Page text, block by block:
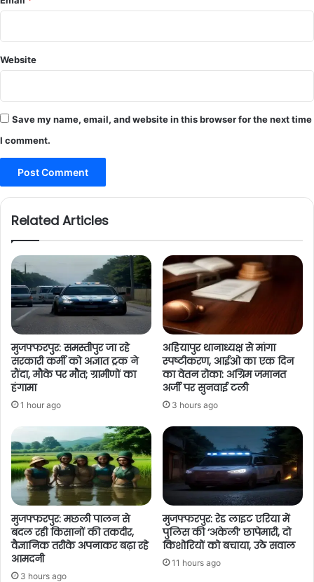
Website
Save my name, email, and website in this browser for the next time
I comment.
Related Articles
मुजफ्फरपुर: समस्तीपुर जा रहे
सरकारी कर्मी को अज्ञात ट्रक ने
रौंदा, मौके पर मौत; ग्रामीणों का
हंगामा
1 hour ago
अहियापुर थानाध्यक्ष से मांगा
स्पष्टीकरण, आईओ का एक दिन
का वेतन रोका: अग्रिम जमानत
अर्जी पर सुनवाई टली
3 hours ago
मुजफ्फरपुर: मछली पालन से
बदल रही किसानों की तकदीर,
वैज्ञानिक तरीके अपनाकर बढ़ा रहे
आमदनी
3 hours ago
मुजफ्फरपुर: रेड लाइट एरिया में
पुलिस की ‘अकेली’ छापेमारी, दो
किशोरियों को बचाया, उठे सवाल
11 hours ago